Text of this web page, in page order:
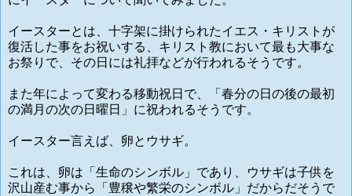
イースターとは、十字架に掛けられたイエス・キリストが
復活した事をお祝いする、キリスト教において最も大事な
お祭りで、その日には礼拝などが行われるそうです。
また年によって変わる移動祝日で、「春分の日の後の最初
の満月の次の日曜日」に祝われるそうです。
イースター言えば、卵とウサギ。
これは、卵は「生命のシンボル」であり、ウサギは子供を
沢山産む事から「豊穣や繁栄のシンボル」だからだそうで